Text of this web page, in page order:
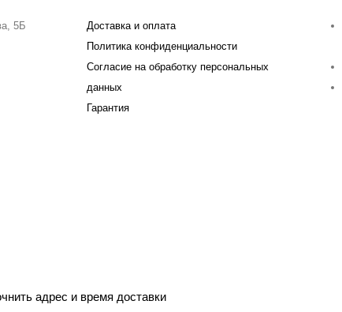
5Б
Доставка и оплата
Политика конфиденциальности
Согласие на обработку персональных
данных
Гарантия
адрес и время доставки